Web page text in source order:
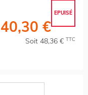
EPUISÉ
40,30 €
Soit 48,36 € TTC